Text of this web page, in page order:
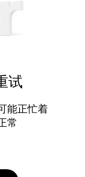
试
能正忙着
常